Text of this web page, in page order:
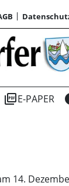
picture_as_pdfE-PAPER
14.